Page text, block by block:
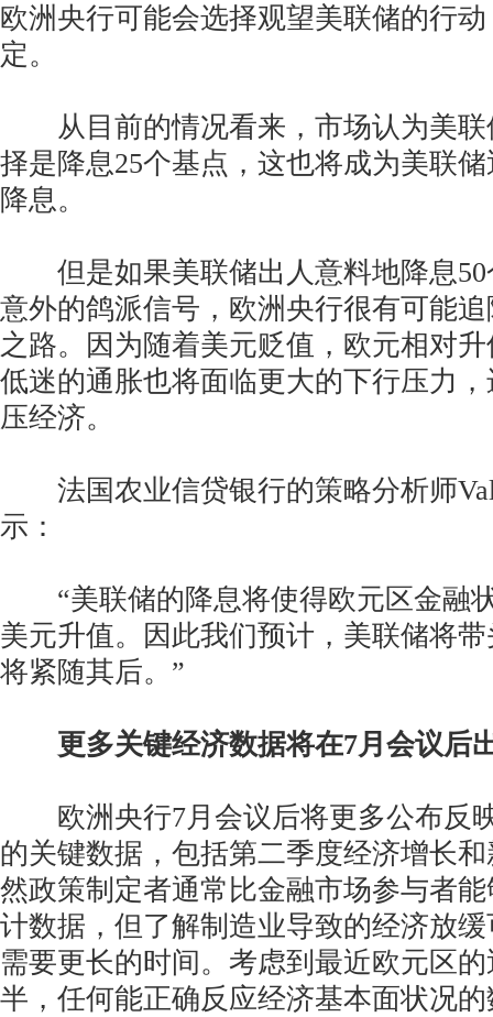
欧洲央行可能会选择观望美联储的行
定。
从目前的情况看来，市场认为美联
择是降息25个基点，这也将成为美联
降息。
但是如果美联储出人意料地降息50
意外的鸽派信号，欧洲央行很有可能
之路。因为随着美元贬值，欧元相对
低迷的通胀也将面临更大的下行压力
压经济。
法国农业信贷银行的策略分析师
示：
“美联储的降息将使得欧元区金融
美元升值。因此我们预计，美联储将
将紧随其后。”
更多关键经济数据将在7月会议后
欧洲央行7月会议后将更多公布反
的关键数据，包括第二季度经济增长
然政策制定者通常比金融市场参与者
计数据，但了解制造业导致的经济放
需要更长的时间。考虑到最近欧元区
半，任何能正确反应经济基本面状况